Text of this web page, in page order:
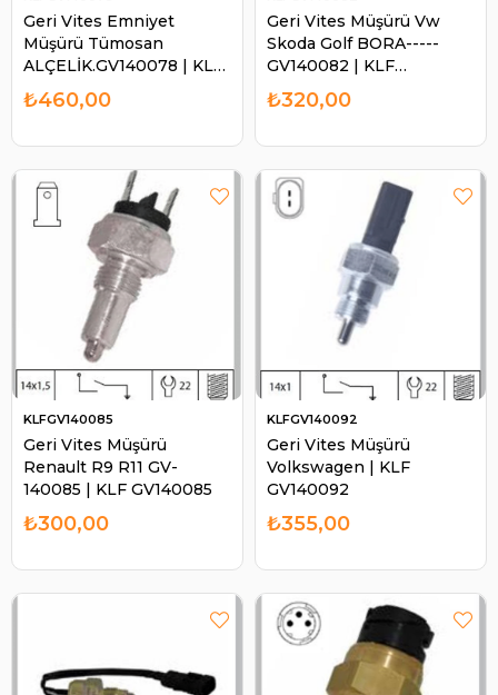
Geri Vites Emniyet
Müşürü Tümosan
ALÇELİK.GV140078 | KLF
GV140078
₺460,00
Geri Vites Müşürü Vw
Skoda Golf BORA-----
GV140082 | KLF
GV140082
₺320,00
Geri Vites Müşürü
Renault R9 R11 GV-
140085 | KLF GV140085
KLFGV140085
₺300,00
Geri Vites Müşürü
Volkswagen | KLF
GV140092
KLFGV140092
₺355,00